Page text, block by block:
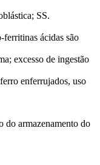
SS.
ácidas são
excesso de ingestão
enferrujados, uso
do armazenamento do